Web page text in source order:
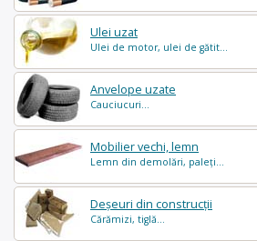
Ulei uzat
Ulei de motor, ulei de gătit...
Anvelope uzate
Cauciucuri...
Mobilier vechi, lemn
Lemn din demolări, paleți...
Deșeuri din construcții
Cărămizi, tiglă...